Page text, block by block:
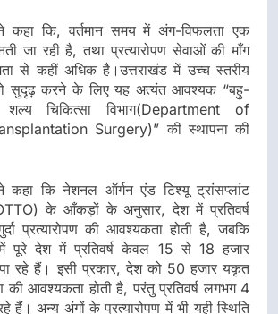
कि, वर्तमान समय में अंग-विफलता एक
जा रही है, तथा प्रत्यारोपण सेवाओं की माँग
से कहीं अधिक है।उत्तराखंड में उच्च स्तरीय
सुदृढ़ करने के लिए यह अत्यंत आवश्यक “बहु-
शल्य चिकित्सा विभाग(Department of
Surgery)” की स्थापना की
कि नेशनल ऑर्गन एंड टिश्यू ट्रांसप्लांट
के आँकड़ों के अनुसार, देश में प्रतिवर्ष
प्रत्यारोपण की आवश्यकता होती है, जबकि
में पूरे देश में प्रतिवर्ष केवल 15 से 18 हजार
पा रहे हैं। इसी प्रकार, देश को 50 हजार यकृत
की आवश्यकता होती है, परंतु प्रतिवर्ष लगभग 4
हैं। अन्य अंगों के प्रत्यारोपण में भी यही स्थिति